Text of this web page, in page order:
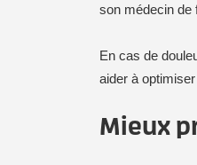
son médecin de
En cas de
aider à
Mieux